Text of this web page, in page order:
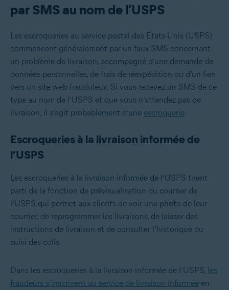
par SMS au nom de l’USPS
Les escroqueries au service postal des États-Unis (USPS)
commencent généralement par un faux SMS concernant
un problème de livraison, accompagné d’une demande de
données personnelles, de frais de réexpédition ou d’un lien
vers un site web frauduleux. Si vous recevez un SMS de ce
type au nom de l’USPS et que vous n’attendez pas de
livraison, il s’agit probablement d’une escroquerie.
Escroqueries à la livraison informée de
l’USPS
Les escroqueries à la livraison informée de l’USPS tirent
parti de la fonction de prévisualisation du courrier de
l’USPS qui permet aux clients de voir une photo de leur
courrier, de reprogrammer les livraisons, de laisser des
instructions de livraison et de consulter l’historique du
suivi des colis.
Dans les escroqueries à la livraison informée de l’USPS, les
fraudeurs s’inscrivent au service de livraison informée en